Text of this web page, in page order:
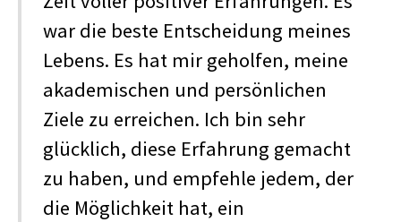
war die beste Entscheidung meines
Lebens. Es hat mir geholfen, meine
akademischen und persönlichen
Ziele zu erreichen. Ich bin sehr
glücklich, diese Erfahrung gemacht
zu haben, und empfehle jedem, der
die Möglichkeit hat, ein